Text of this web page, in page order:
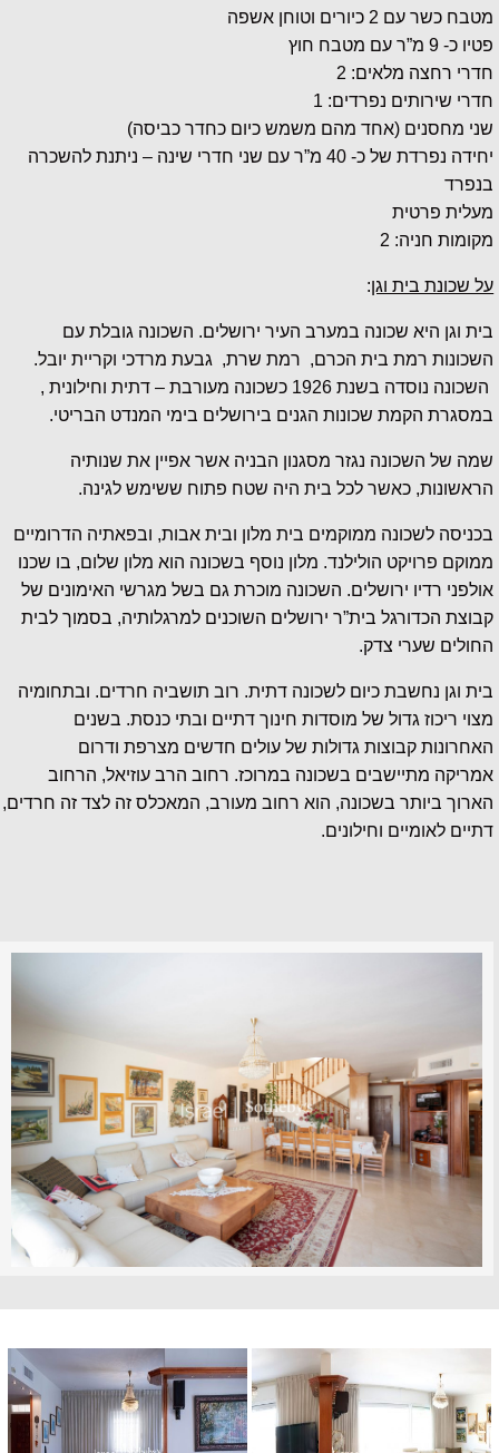
מטבח כשר עם 2 כיורים וטוחן אשפה
פטיו כ- 9 מ”ר עם מטבח חוץ
חדרי רחצה מלאים: 2
חדרי שירותים נפרדים: 1
שני מחסנים (אחד מהם משמש כיום כחדר כביסה)
יחידה נפרדת של כ- 40 מ”ר עם שני חדרי שינה – ניתנת להשכרה
בנפרד
מעלית פרטית
מקומות חניה: 2
על שכונת בית וגן:
בית וגן היא שכונה במערב העיר ירושלים. השכונה גובלת עם
השכונות רמת בית הכרם, רמת שרת, גבעת מרדכי וקריית יובל.
השכונה נוסדה בשנת 1926 כשכונה מעורבת – דתית וחילונית ,
במסגרת הקמת שכונות הגנים בירושלים בימי המנדט הבריטי.
שמה של השכונה נגזר מסגנון הבניה אשר אפיין את שנותיה
הראשונות, כאשר לכל בית היה שטח פתוח ששימש לגינה.
בכניסה לשכונה ממוקמים בית מלון ובית אבות, ובפאתיה הדרומיים
ממוקם פרויקט הולילנד. מלון נוסף בשכונה הוא מלון שלום, בו שכנו
אולפני רדיו ירושלים. השכונה מוכרת גם בשל מגרשי האימונים של
קבוצת הכדורגל בית”ר ירושלים השוכנים למרגלותיה, בסמוך לבית
החולים שערי צדק.
בית וגן נחשבת כיום לשכונה דתית. רוב תושביה חרדים. ובתחומיה
מצוי ריכוז גדול של מוסדות חינוך דתיים ובתי כנסת. בשנים
האחרונות קבוצות גדולות של עולים חדשים מצרפת ודרום
אמריקה מתיישבים בשכונה במרוכז. רחוב הרב עוזיאל, הרחוב
הארוך ביותר בשכונה, הוא רחוב מעורב, המאכלס זה לצד זה חרדים,
דתיים לאומיים וחילונים.